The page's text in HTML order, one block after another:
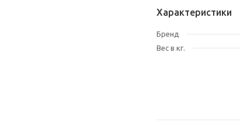
Характеристики
Бренд
Вес в кг.